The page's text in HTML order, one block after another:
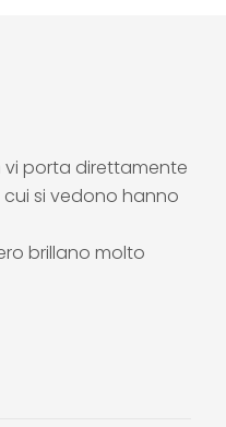
vi porta direttamente
si vedono hanno
brillano molto